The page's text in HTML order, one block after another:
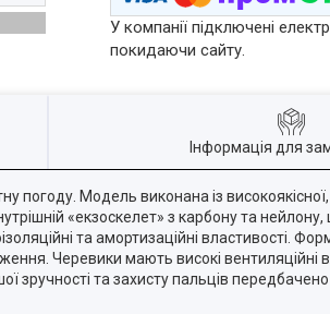
У компанії підключені
покидаючи сайту.
Інформація для
Модель виконана із високоякісної,
«екзоскелет» з карбону та
та амортизаційні властивості.
Черевики мають високі вентиляційні
зручності та захисту пальців